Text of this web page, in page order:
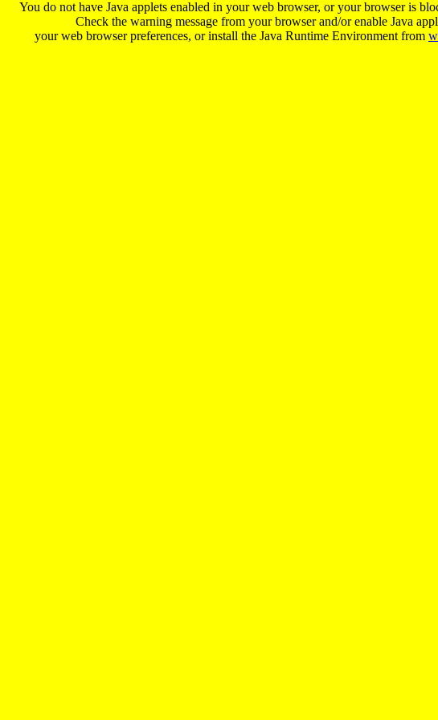
You do not have Java applets enabled in your web browser, or your browser is
Check the warning message from your browser and/or enable Java
your web browser preferences, or install the Java Runtime Environment from